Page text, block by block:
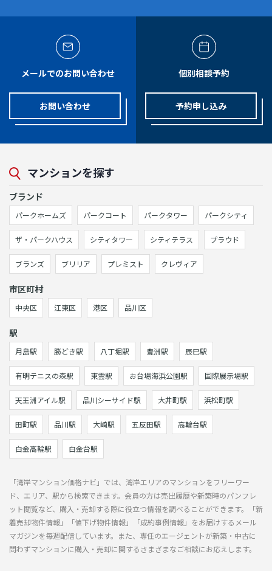
メールでのお問い合わせ
お問い合わせ
個別相談予約
予約申し込み
マンションを探す
ブランド
パークホームズ パークコート パークタワー パークシティ
ザ・パークハウス シティタワー シティテラス プラウド
ブランズ ブリリア プレミスト クレヴィア
市区町村
中央区 江東区 港区 品川区
駅
月島駅 勝どき駅 八丁堀駅 豊洲駅 辰巳駅
有明テニスの森駅 東雲駅 お台場海浜公園駅 国際展示場駅
天王洲アイル駅 品川シーサイド駅 大井町駅 浜松町駅
田町駅 品川駅 大崎駅 五反田駅 高輪台駅
白金高輪駅 白金台駅
「湾岸マンション価格ナビ」では、湾岸エリアのマンションをフリーワー
ド、エリア、駅から検索できます。会員の方は売出履歴や新築時のパンフレ
ット閲覧など、購入・売却する際に役立つ情報を調べることができます。「新
着売却物件情報」「値下げ物件情報」「成約事例情報」をお届けするメール
マガジンを毎週配信しています。また、専任のエージェントが新築・中古に
問わずマンションに購入・売却に関するさまざまなご相談にお応えします。